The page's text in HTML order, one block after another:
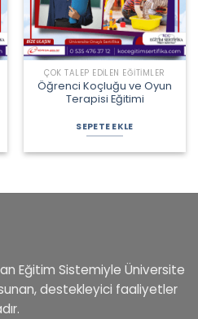
ÇOK TALEP EDILEN EĞITIMLER
Öğrenci Koçluğu ve Oyun
Terapisi Eğitimi
fiyat:
3.150,00 ₺.
andaki
fiyat:
2.150,00 ₺.
SEPETE EKLE
Eğitim Sistemiyle Üniversite
destekleyici faaliyetler